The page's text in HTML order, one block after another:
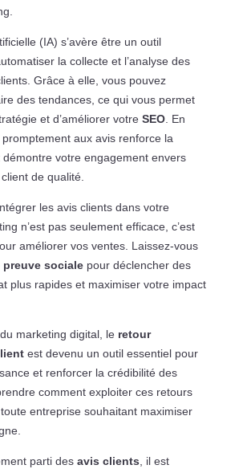
(IA) s’avère être un outil
la collecte et l’analyse des
Grâce à elle, vous pouvez
des tendances, ce qui vous permet
et d’améliorer votre SEO. En
aux avis renforce la
démontre votre engagement envers
de qualité.
les avis clients dans votre
n’est pas seulement efficace, c’est
améliorer vos ventes. Laissez-vous
preuve socialepour déclencher des
plus rapides et maximiser votre impact
marketing digital, le retour
est devenu un outil essentiel pour
et renforcer la crédibilité des
comment exploiter ces retours
entreprise souhaitant maximiser
parti des avis clients , il est